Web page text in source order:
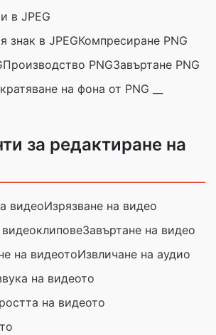
в JPEG
знак в JPEGКомпресиране PNG
Производство PNGЗавъртане PNG
на фона от PNG __
за редактиране на
видеоИзрязване на видео
Завъртане на видео
на видеотоИзвличане на аудио
на видеото
на видеото